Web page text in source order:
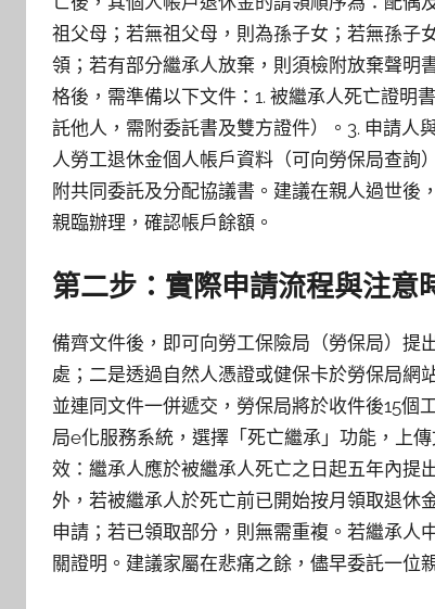
祖父母；若無祖父母，則為孫子女；若無孫子
領；若有部分繼承人放棄，則須檢附放棄聲明
格後，需準備以下文件：1. 被繼承人死亡證明
託他人，需附委託書及雙方證件）。3. 申請人
人勞工退休金個人帳戶資料（可向勞保局查詢
附共同委託及分配協議書。建議在親人過世
親臨辦理，確認帳戶餘額。
第二步：實際申請流程與注意
備齊文件後，即可向勞工保險局（勞保局）提
處；二是透過自然人憑證或健保卡於勞保局網
並連同文件一併遞交，勞保局將於收件後15個
局e化服務系統，選擇「死亡繼承」功能，上
效：繼承人應於被繼承人死亡之日起五年內提
外，若被繼承人於死亡前已開始按月領取退休
申請；若已領取部分，則無需重複。若繼承人
關證明。建議家屬在悲痛之餘，儘早委託一位